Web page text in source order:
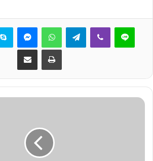
Skype MessengerWhatsAppTelegramViber Line
Share via Email Print